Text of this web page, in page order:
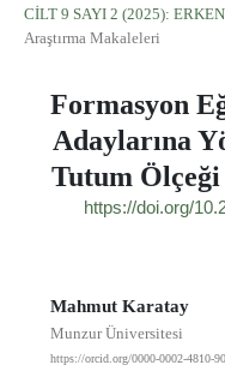
CILT 9 SAYI 2 (2025):
Araştırma Makaleleri
Formasyon
Adaylarına
Tutum Ölçeği
https://doi.org/
Mahmut Karatay
Munzur Üniversitesi
https://orcid.org/0000-0002-4810-